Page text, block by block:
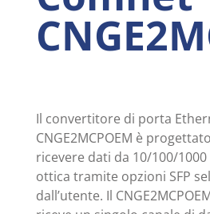
Il convertitore di porta
CNGE2MCPOEM è
ricevere dati da 10/100/
ottica tramite opzioni SFP
dall’utente. Il